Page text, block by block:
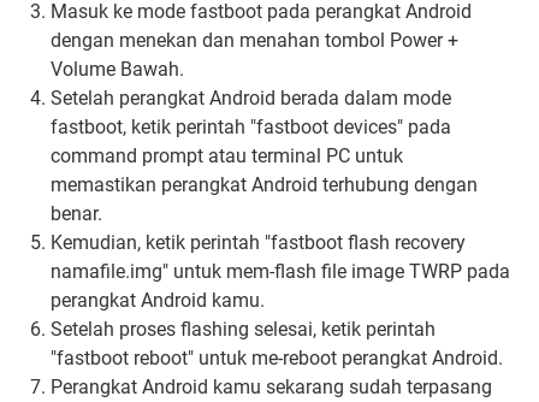
Masuk ke mode fastboot pada perangkat Android
dengan menekan dan menahan tombol Power +
Volume Bawah.
Setelah perangkat Android berada dalam mode
fastboot, ketik perintah "fastboot devices" pada
command prompt atau terminal PC untuk
memastikan perangkat Android terhubung dengan
benar.
Kemudian, ketik perintah "fastboot flash recovery
namafile.img" untuk mem-flash file image TWRP pada
perangkat Android kamu.
Setelah proses flashing selesai, ketik perintah
"fastboot reboot" untuk me-reboot perangkat Android.
Perangkat Android kamu sekarang sudah terpasang